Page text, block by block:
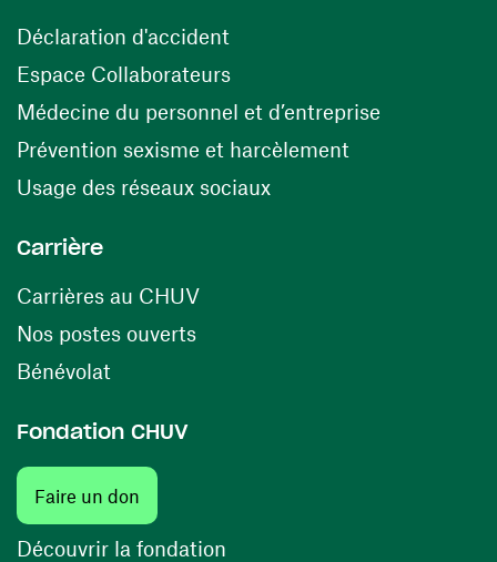
Déclaration d'accident
Espace Collaborateurs(ouvre une nouvelle fenêtre)
Médecine du personnel et d’entreprise
Prévention sexisme et harcèlement
Usage des réseaux sociaux(ouvre une nouvelle
Carrière
Carrières au CHUV(ouvre une nouvelle fenêtre)
Nos postes ouverts(ouvre une nouvelle fenêtre)
Bénévolat
Fondation CHUV
Faire un don
Découvrir la fondation